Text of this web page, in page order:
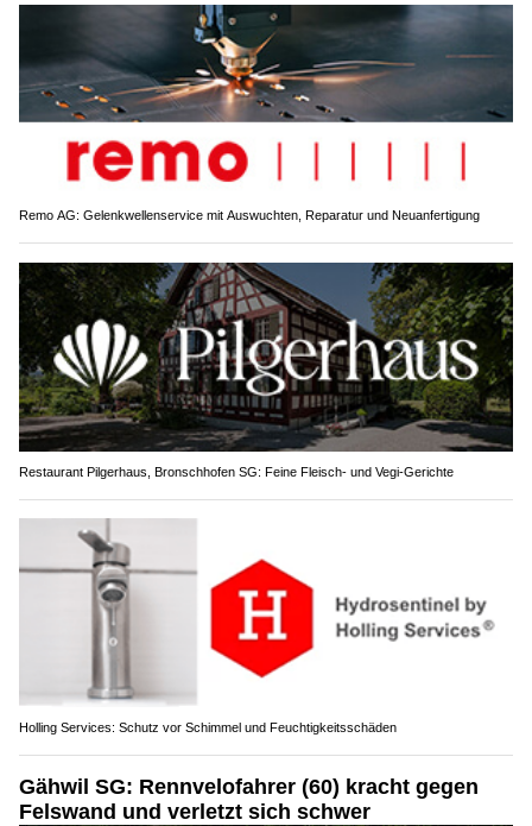
Remo AG: Gelenkwellenservice mit Auswuchten, Reparatur und Neuanfertigung
Restaurant Pilgerhaus, Bronschhofen SG: Feine Fleisch- und Vegi-Gerichte
Holling Services: Schutz vor Schimmel und Feuchtigkeitsschäden
Gähwil SG: Rennvelofahrer (60) kracht gegen
Felswand und verletzt sich schwer